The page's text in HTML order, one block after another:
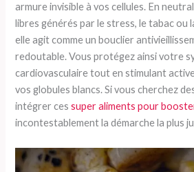
armure invisible à vos cellules. En
libres générés par le stress, le tabac ou
elle agit comme un bouclier
redoutable. Vous protégez ainsi votre
cardiovasculaire tout en stimulant
vos globules blancs. Si vous cherchez
intégrer cessuper aliments pour
incontestablement la démarche la plus